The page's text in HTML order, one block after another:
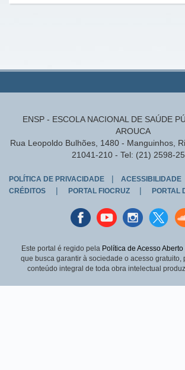
ENSP - ESCOLA NACIONAL DE SAÚDE
AROUCA
Rua Leopoldo Bulhões, 1480 - Manguinhos,
21041-210 - Tel: (21) 2598-
POLÍTICA DE PRIVACIDADE | ACESSIBILIDADE
CRÉDITOS | PORTAL FIOCRUZ | PORTAL
FacebookyoutubeinstagranTwitter
Este portal é regido pela Política de Acesso
que busca garantir à sociedade o acesso gratuito,
conteúdo integral de toda obra intelectual